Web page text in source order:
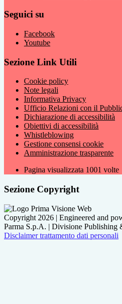
Seguici su
Facebook
Youtube
Sezione Link Utili
Cookie policy
Note legali
Informativa Privacy
Ufficio Relazioni con il
Dichiarazione di accessibilità
Obiettivi di accessibilità
Whistleblowing
Gestione consensi cookie
Amministrazione trasparente
Pagina visualizzata 1001 volte
Sezione Copyright
Copyright 2026 | Engineered and
Parma S.p.A. | Divisione Publishing
Disclaimer trattamento dati personali